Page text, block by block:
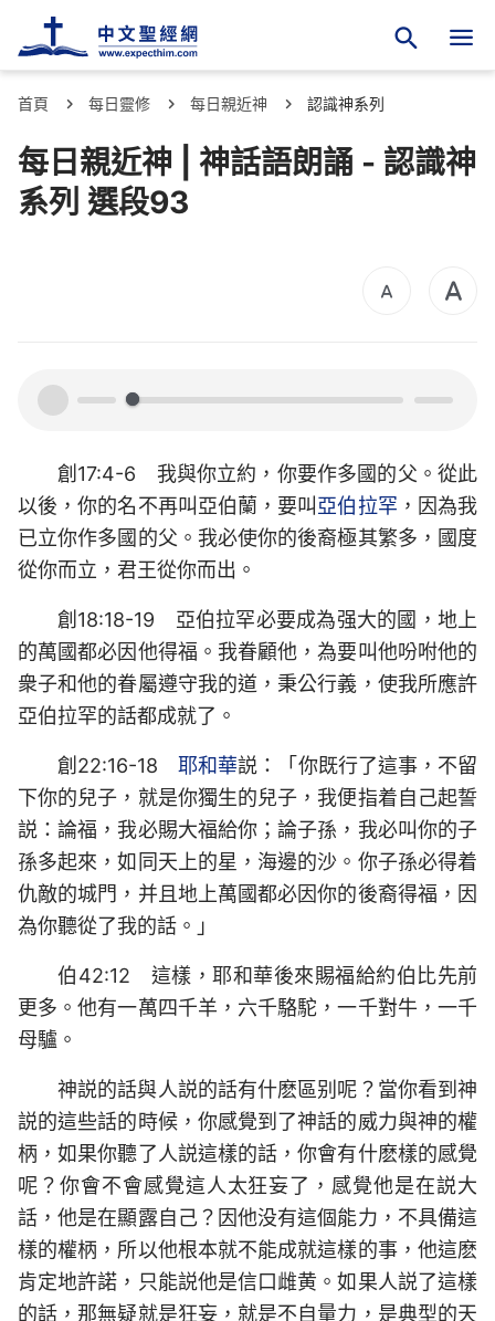
首頁 每日靈修 每日親近神 認識神系列
每日親近神 | 神話語朗誦 - 認識神
系列 選段93
00:00 00:00
創17:4-6 我與你立約，你要作多國的父。從此
以後，你的名不再叫亞伯蘭，要叫亞伯拉罕 ，因為我
已立你作多國的父。我必使你的後裔極其繁多，國度
從你而立，君王從你而出。
創18:18-19 亞伯拉罕必要成為强大的國，地上
的萬國都必因他得福。我眷顧他，為要叫他吩咐他的
衆子和他的眷屬遵守我的道，秉公行義，使我所應許
亞伯拉罕的話都成就了。
創22:16-18耶和華説：「你既行了這事，不留
下你的兒子，就是你獨生的兒子，我便指着自己起誓
説：論福，我必賜大福給你；論子孫，我必叫你的子
孫多起來，如同天上的星，海邊的沙。你子孫必得着
仇敵的城門，并且地上萬國都必因你的後裔得福，因
為你聽從了我的話。」
伯42:12 這樣，耶和華後來賜福給約伯比先前
更多。他有一萬四千羊，六千駱駝，一千對牛，一千
母驢。
神説的話與人説的話有什麽區别呢？當你看到神
説的這些話的時候，你感覺到了神話的威力與神的權
柄，如果你聽了人説這樣的話，你會有什麽樣的感覺
呢？你會不會感覺這人太狂妄了，感覺他是在説大
話，他是在顯露自己？因他没有這個能力，不具備這
樣的權柄，所以他根本就不能成就這樣的事，他這麽
肯定地許諾，只能説他是信口雌黄。如果人説了這樣
的話，那無疑就是狂妄，就是不自量力，是典型的天